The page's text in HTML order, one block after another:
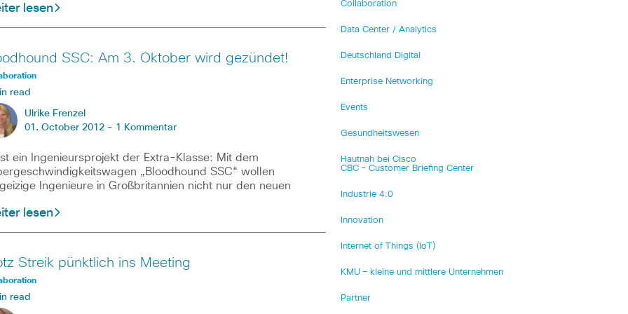
lesen
SSC: Am 3. Oktober wird gezündet!
read
Ulrike Frenzel
01. October 2012 - 1 Kommentar
ein Ingenieursprojekt der Extra-Klasse: Mit dem
„Bloodhound SSC“ wollen
Ingenieure in Großbritannien nicht nur den neuen
lesen
Streik pünktlich ins Meeting
read
Collaboration
Data Center / Analytics
Deutschland Digital
Enterprise Networking
Events
Gesundheitswesen
Hautnah bei Cisco
CBC – Customer Briefing Center
Industrie 4.0
Innovation
Internet of Things (IoT)
KMU – kleine und mittlere Unternehmen
Partner